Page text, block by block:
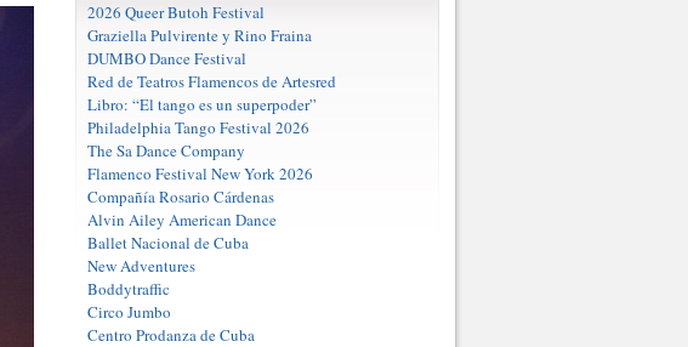
2026 Queer Butoh Festival
Graziella Pulvirente y Rino Fraina
DUMBO Dance Festival
Red de Teatros Flamencos de Artesred
Libro: “El tango es un superpoder”
Philadelphia Tango Festival 2026
The Sa Dance Company
Flamenco Festival New York 2026
Compañía Rosario Cárdenas
Alvin Ailey American Dance
Ballet Nacional de Cuba
New Adventures
Boddytraffic
Circo Jumbo
Centro Prodanza de Cuba